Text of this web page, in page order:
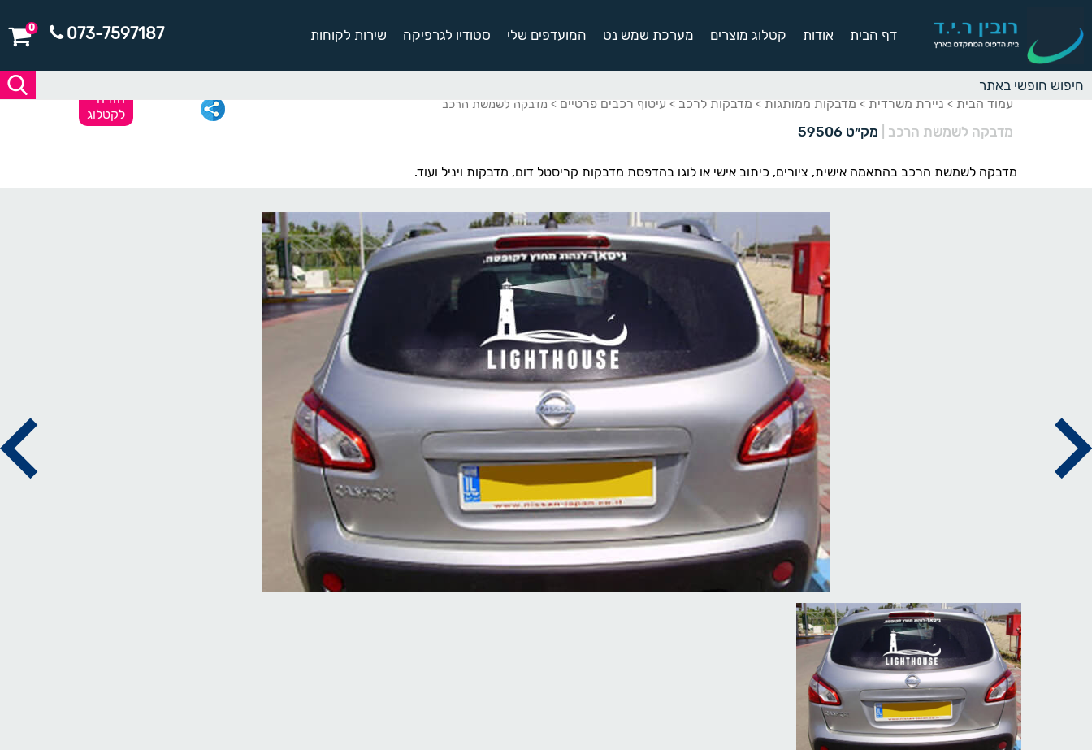
דף הבית אודות קטלוג מוצרים מערכת שמש נט המועדפים שלי סטודיו לגרפיקה שירות לקוחות 073-7597187
0
עמוד הבית > ניירת משרדית > מדבקות ממותגות > מדבקות לרכב > עיטוף רכבים פרטיים > מדבקה לשמשת הרכב
מדבקה לשמשת הרכב מק״ט 59506
חזרה
לקטלוג
מדבקה לשמשת הרכב בהתאמה אישית, ציורים, כיתוב אישי או לוגו בהדפסת מדבקות קריסטל דום, מדבקות ויניל ועוד.